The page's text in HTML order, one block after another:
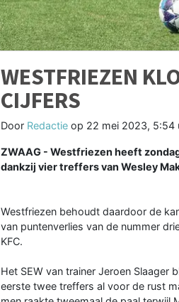
WESTFRIEZEN
CIJFERS
Door Redactie op 22 mei 2023, 5:54
ZWAAG - Westfriezen heeft
dankzij vier treffers van Wesley
Westfriezen behoudt daardoor de
van puntenverlies van de nummer
KFC.
Het SEW van trainer Jeroen Slaager
eerste twee treffers al voor de rust